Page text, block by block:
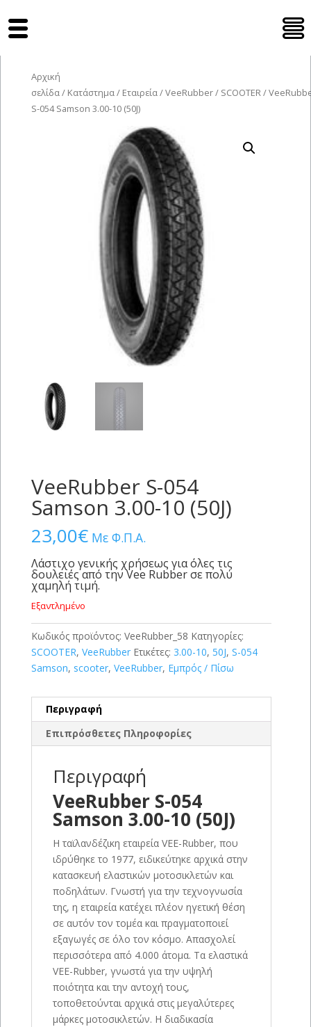
Αρχική
σελίδα/ Κατάστημα/ Εταιρεία/VeeRubber/ SCOOTER/
S-054 Samson 3.00-10 (50J)
VeeRubber S-054
Samson 3.00-10 (50J)
23,00€ Με Φ.Π.Α.
Λάστιχο γενικής χρήσεως για όλες τις
δουλειές από την Vee Rubber σε πολύ
χαμηλή τιμή.
Εξαντλημένο
Κωδικός προϊόντος: VeeRubber_58 Κατηγορίες:
SCOOTER, VeeRubber Ετικέτες: 3.00-10, 50J, S-054
Samson, scooter, VeeRubber, Εμπρός / Πίσω
Περιγραφή
Επιπρόσθετες Πληροφορίες
Περιγραφή
VeeRubber S-054
Samson 3.00-10 (50J)
Η ταϊλανδέζικη εταιρεία VEE-Rubber, που
ιδρύθηκε το 1977, ειδικεύτηκε αρχικά στην
κατασκευή ελαστικών μοτοσικλετών και
ποδηλάτων. Γνωστή για την τεχνογνωσία
της, η εταιρεία κατέχει πλέον ηγετική θέση
σε αυτόν τον τομέα και πραγματοποιεί
εξαγωγές σε όλο τον κόσμο. Απασχολεί
περισσότερα από 4.000 άτομα. Τα ελαστικά
VEE-Rubber, γνωστά για την υψηλή
ποιότητα και την αντοχή τους,
τοποθετούνται αρχικά στις μεγαλύτερες
μάρκες μοτοσικλετών. Η διαδικασία